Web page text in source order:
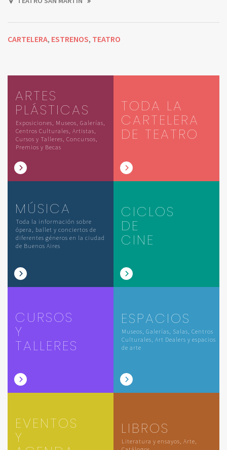
CARTELERA, ESTRENOS, TEATRO
ARTES
PLÁSTICAS
Exposiciones, Museos, Galerías,
Centros Culturales, Artistas,
Cursos y Talleres, Concursos,
Premios y Becas
TODA LA
CARTELERA
DE TEATRO
MÚSICA
Toda la información sobre
ópera, ballet y conciertos de
diferentes géneros en la ciudad
de Buenos Aires
CICLOS
DE
CINE
CURSOS
Y
TALLERES
ESPACIOS
Museos, Galerías, Salas, Centros
Culturales, Art Dealers y espacios
de arte
EVENTOS
Y LIBROS
Literatura y ensayos, Arte,